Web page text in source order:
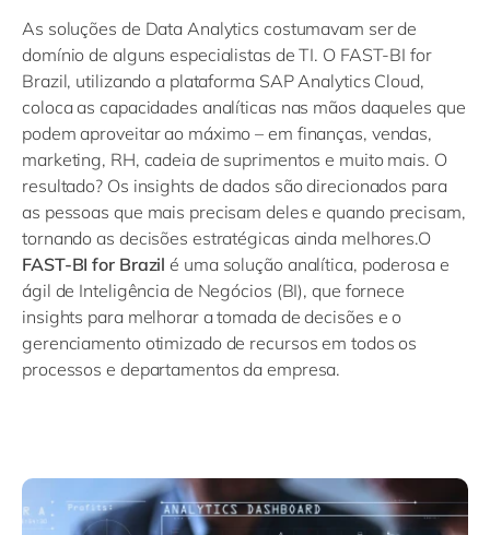
Singapore
Switzerland
UK & Ireland
USA & Canada
As soluções de Data Analytics costumavam ser de
domínio de alguns especialistas de TI. O FAST-BI for
Brazil, utilizando a plataforma SAP Analytics Cloud,
coloca as capacidades analíticas nas mãos daqueles que
podem aproveitar ao máximo – em finanças, vendas,
marketing, RH, cadeia de suprimentos e muito mais. O
resultado? Os insights de dados são direcionados para
as pessoas que mais precisam deles e quando precisam,
tornando as decisões estratégicas ainda melhores.O
FAST-BI for Brazil é uma solução analítica, poderosa e
ágil de Inteligência de Negócios (BI), que fornece
insights para melhorar a tomada de decisões e o
gerenciamento otimizado de recursos em todos os
processos e departamentos da empresa.